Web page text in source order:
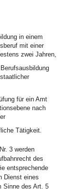
in einem
mit einer
zwei Jahren,
für ein Amt
nach
Tätigkeit.
3 werden
des
entsprechende
Dienst eines
Sinne des Art. 5